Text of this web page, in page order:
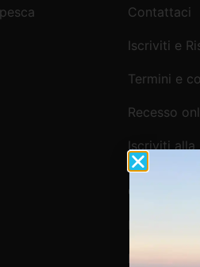
Contattaci
Iscriviti e
Termini e
Recesso
Iscriviti alla
Webpesca
Cookie